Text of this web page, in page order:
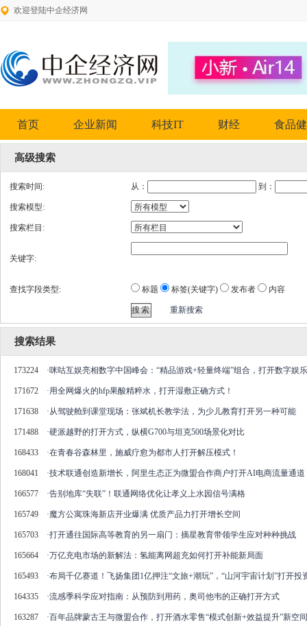
欢迎登陆中企经济网
首页 企业新闻 科技IT 财经 食品
高级搜索
搜索时间: 从： 到：
搜索模型:
搜索栏目:
关键字:
查找字段类型: 标题 标签(关键字) 发布者 内容
重新搜索
搜索结果
173224 ·咪咕互娱亮相数字中国峰会：“精品游戏+轻量终端”组合，打开数字娱
171672 ·用全网爆火的hfp果酸精粹水，打开湿敷正确方式！
171638 ·从驾驶舱到课堂现场：张斌机长教学法，为少儿教育打开另一种可能
171488 ·硬派越野的打开方式，纵横G700与坦克500场景化对比
168433 ·在青春谷森林里，施威疗愈为都市人打开解压模式！
168041 ·技术联通创造新增长，阿里生态正为微盟合作商户打开AI电商流量通道
166577 ·告别地库“失联”！联通网络优化让孝义上水园信号满格
165749 ·魔方公寓珠海新店开业爆满 优质产品力打开增长空间
165703 ·打开通往国际高等教育的另一扇门：摘星教育带领学生应对种种挑战
165664 ·万亿充电市场的新解法：氢能离网超充如何打开补能新局面
165493 ·布局千亿赛道！飞扬集团1亿押注“文旅+潮玩”，“山河宇宙计划”打开投
164335 ·流感季科学应对指南：从预防到用药，奥司他韦的正确打开方式
163287 ·百年品牌蒙古王与微盟合作，打开酒水零售“模式创新+效益提升”新空间